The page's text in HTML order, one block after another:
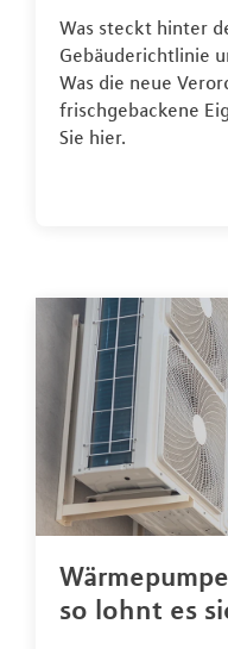
Was steckt hinter
Gebäuderichtlinie
Was die neue
frischgebackene
Sie hier.
so lohnt es